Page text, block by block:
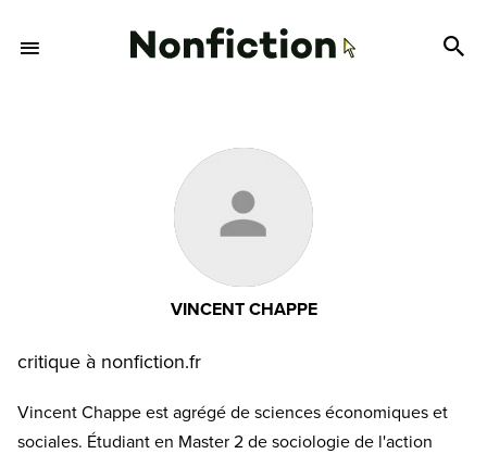
VINCENT CHAPPE
critique à nonfiction.fr
Vincent Chappe est agrégé de sciences économiques et
sociales. Étudiant en Master 2 de sociologie de l'action